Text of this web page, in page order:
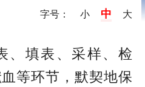
字号： 小 中 大
填表、采样、检
等环节，默契地保